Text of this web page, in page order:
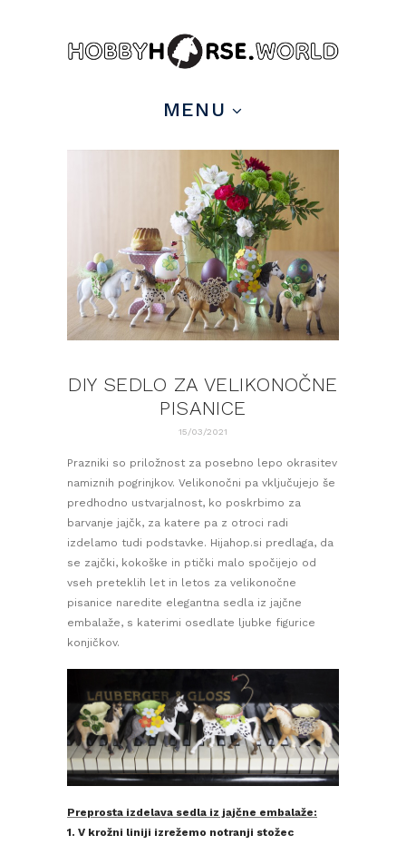
MENU
DIY SEDLO ZA VELIKONOČNE
PISANICE
15/03/2021
Prazniki so priložnost za posebno lepo okrasitev
namiznih pogrinjkov. Velikonočni pa vključujejo še
predhodno ustvarjalnost, ko poskrbimo za
barvanje jajčk, za katere pa z otroci radi
izdelamo tudi podstavke. Hijahop.si predlaga, da
se zajčki, kokoške in ptički malo spočijejo od
vseh preteklih let in letos za velikonočne
pisanice naredite elegantna sedla iz jajčne
embalaže, s katerimi osedlate ljubke figurice
konjičkov.
Preprosta izdelava sedla iz jajčne embalaže:
1. V krožni liniji izrežemo notranji stožec